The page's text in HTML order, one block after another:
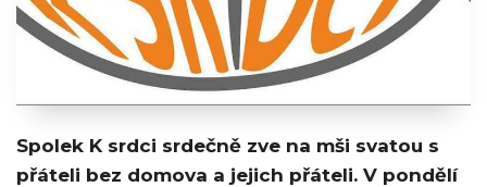
Spolek K srdci srdečně zve na mši svatou s
přáteli bez domova a jejich přáteli. V pondělí